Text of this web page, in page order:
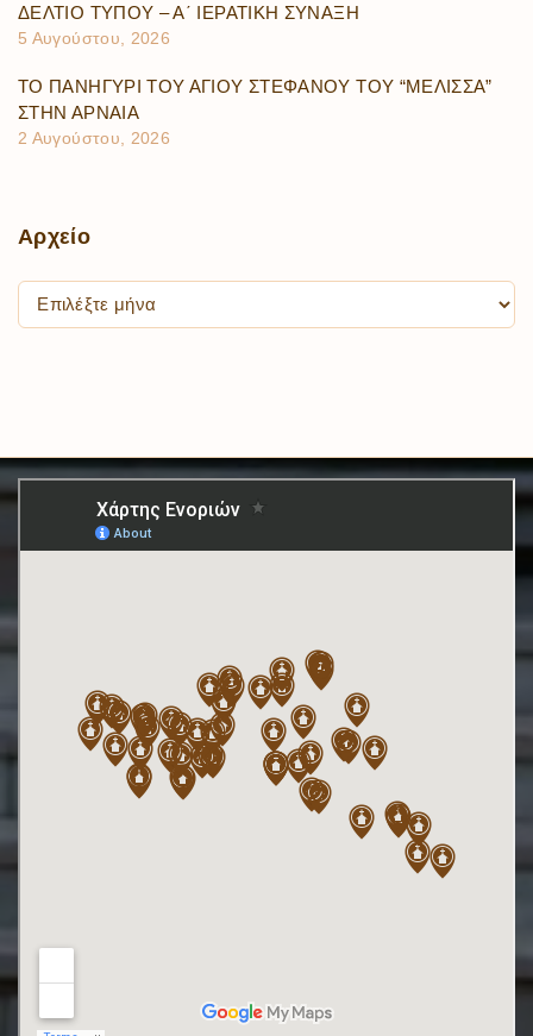
ΔΕΛΤΙΟ ΤΥΠΟΥ – Α΄ ΙΕΡΑΤΙΚΗ ΣΥΝΑΞΗ
5 Αυγούστου, 2026
ΤΟ ΠΑΝΗΓΥΡΙ ΤΟΥ ΑΓΙΟΥ ΣΤΕΦΑΝΟΥ ΤΟΥ “ΜΕΛΙΣΣΑ”
ΣΤΗΝ ΑΡΝΑΙΑ
2 Αυγούστου, 2026
Αρχείο